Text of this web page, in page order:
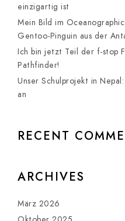
einzigartig ist
Mein Bild im
Gentoo-Pinguin aus der
Ich bin jetzt Teil der f-stop
Pathfinder!
Unser Schulprojekt in
an
RECENT
ARCHIVES
März 2026